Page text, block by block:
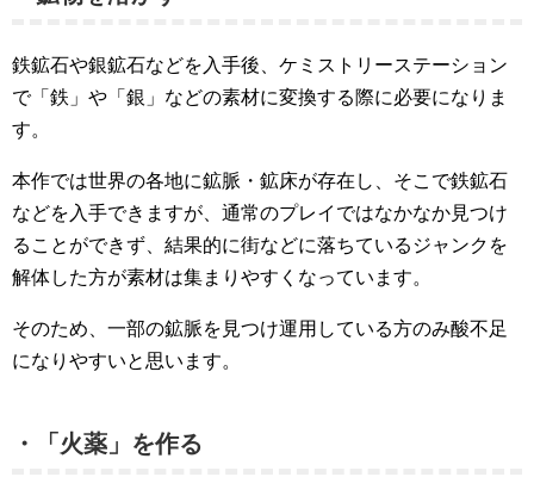
鉄鉱石や銀鉱石などを入手後、ケミストリーステーション
で「鉄」や「銀」などの素材に変換する際に必要になりま
す。
本作では世界の各地に鉱脈・鉱床が存在し、そこで鉄鉱石
などを入手できますが、通常のプレイではなかなか見つけ
ることができず、結果的に街などに落ちているジャンクを
解体した方が素材は集まりやすくなっています。
そのため、一部の鉱脈を見つけ運用している方のみ酸不足
になりやすいと思います。
・「火薬」を作る